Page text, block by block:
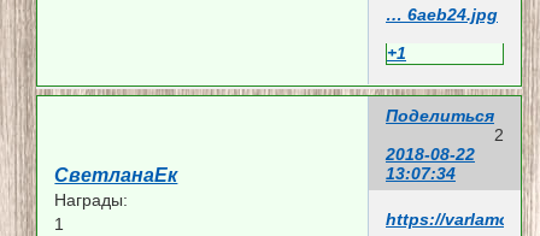
… 6aeb24.jpg
+1
Поделиться
2
2018-08-22
13:07:34
СветланаЕк
Награды:
1
https://